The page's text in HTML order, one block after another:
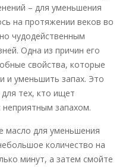
– для уменьшения
на протяжении веков во
чудодейственным
Одна из причин его
свойства, которые
и уменьшить запах. Это
тех, кто ищет
запахом.
масло для уменьшения
количество на
минут, а затем смойте